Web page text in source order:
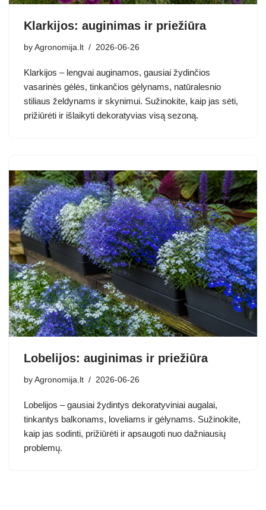
Klarkijos: auginimas ir priežiūra
by Agronomija.lt 2026-06-26
Klarkijos – lengvai auginamos, gausiai žydinčios
vasarinės gėlės, tinkančios gėlynams, natūralesnio
stiliaus želdynams ir skynimui. Sužinokite, kaip jas sėti,
prižiūrėti ir išlaikyti dekoratyvias visą sezoną.
Lobelijos: auginimas ir priežiūra
by Agronomija.lt 2026-06-26
Lobelijos – gausiai žydintys dekoratyviniai augalai,
tinkantys balkonams, loveliams ir gėlynams. Sužinokite,
kaip jas sodinti, prižiūrėti ir apsaugoti nuo dažniausių
problemų.